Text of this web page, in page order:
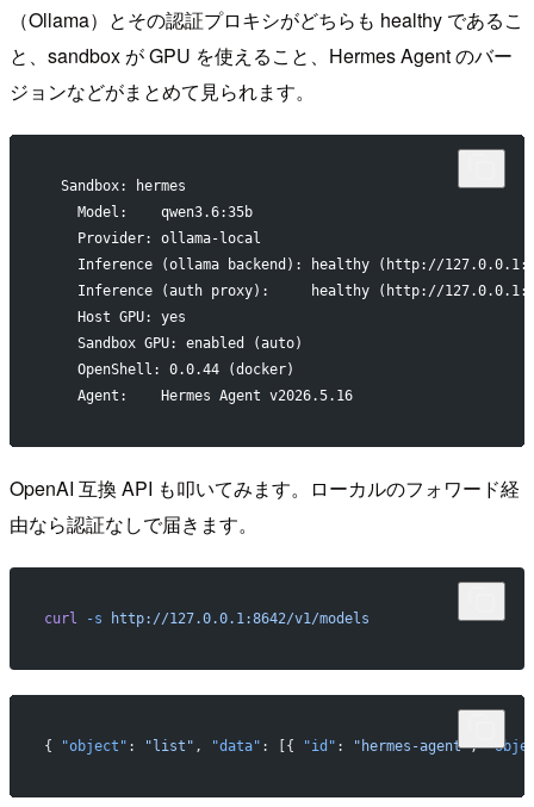
（Ollama）とその認証プロキシがどちらも healthy であるこ
と、sandbox が GPU を使えること、Hermes Agent のバー
ジョンなどがまとめて見られます。
  Sandbox: hermes
    Model:    qwen3.6:35b
    Provider: ollama-local
Inference (ollama backend): healthy (http://
Inference (auth proxy):     healthy (http://
    Host GPU: yes
    Sandbox GPU: enabled (auto)
    OpenShell: 0.0.44 (docker)
    Agent:    Hermes Agent v2026.5.16
OpenAI 互換 API も叩いてみます。ローカルのフォワード経
由なら認証なしで届きます。
curl -s http://127.0.0.1:8642/v1/models
{ "object" : "list" , "data" : [{ "id" : "hermes-agent",